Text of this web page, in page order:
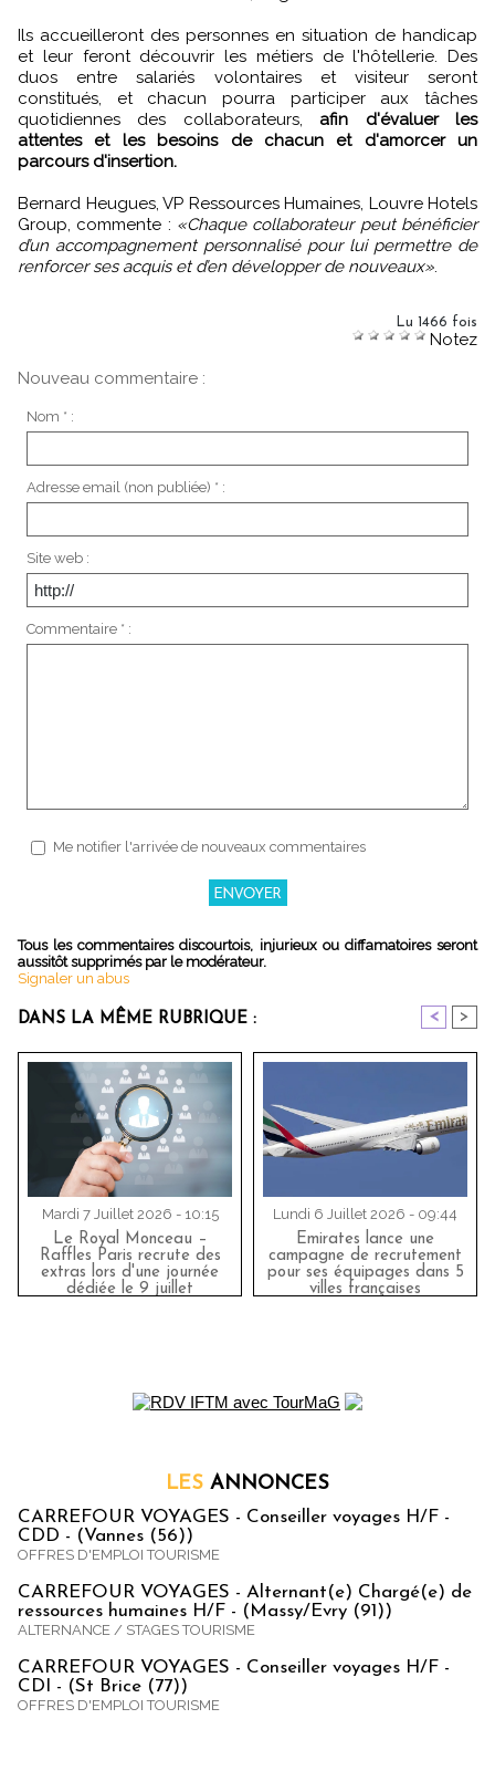
Ils accueilleront des personnes en situation de handicap
et leur feront découvrir les métiers de l'hôtellerie. Des
duos entre salariés volontaires et visiteur seront
constitués, et chacun pourra participer aux tâches
quotidiennes des collaborateurs, afin d'évaluer les
attentes et les besoins de chacun et d'amorcer un
parcours d'insertion.
Bernard Heugues, VP Ressources Humaines, Louvre Hotels
Group, commente : «Chaque collaborateur peut bénéficier
d’un accompagnement personnalisé pour lui permettre de
renforcer ses acquis et d’en développer de nouveaux».
Lu 1466 fois
Notez
Nouveau commentaire :
Nom * :
Adresse email (non publiée) * :
Site web :
Commentaire * :
Me notifier l'arrivée de nouveaux commentaires
Tous les commentaires discourtois, injurieux ou diffamatoires seront
aussitôt supprimés par le modérateur.
Signaler un abus
DANS LA MÊME RUBRIQUE : < >
Mardi 7 Juillet 2026 - 10:15
Le Royal Monceau –
Raffles Paris recrute des
extras lors d'une journée
dédiée le 9 juillet
Lundi 6 Juillet 2026 - 09:44
Emirates lance une
campagne de recrutement
pour ses équipages dans 5
villes françaises
LES ANNONCES
CARREFOUR VOYAGES - Conseiller voyages H/F -
CDD - (Vannes (56))
OFFRES D'EMPLOI TOURISME
CARREFOUR VOYAGES - Alternant(e) Chargé(e) de
ressources humaines H/F - (Massy/Evry (91))
ALTERNANCE / STAGES TOURISME
CARREFOUR VOYAGES - Conseiller voyages H/F -
CDI - (St Brice (77))
OFFRES D'EMPLOI TOURISME